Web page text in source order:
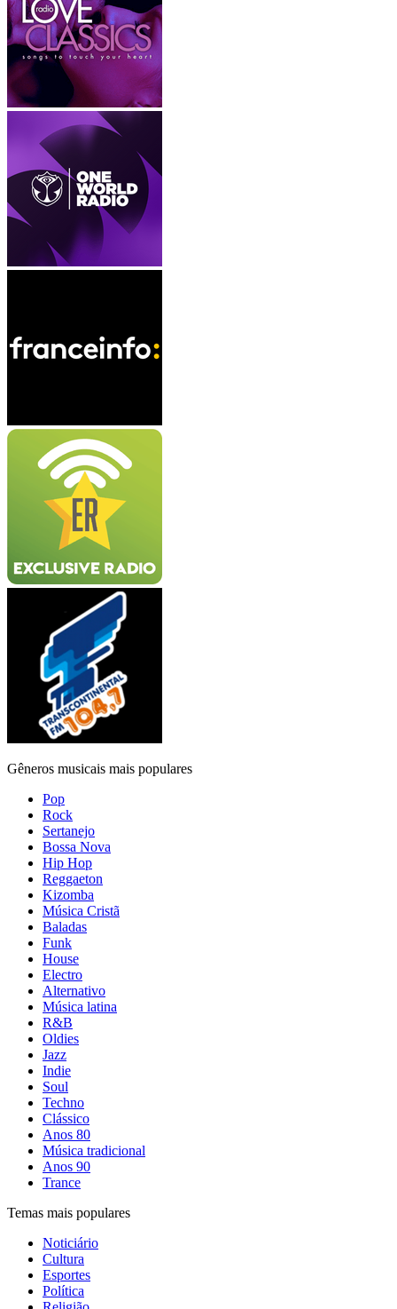
Gêneros musicais mais populares
Pop
Rock
Sertanejo
Bossa Nova
Hip Hop
Reggaeton
Kizomba
Música Cristã
Baladas
Funk
House
Electro
Alternativo
Música latina
R&B
Oldies
Jazz
Indie
Soul
Techno
Clássico
Anos 80
Música tradicional
Anos 90
Trance
Temas mais populares
Noticiário
Cultura
Esportes
Política